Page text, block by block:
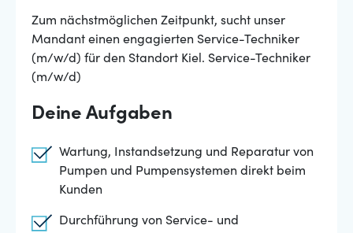
Zum nächstmöglichen Zeitpunkt, sucht unser
Mandant einen engagierten Service-Techniker
(m/w/d) für den Standort Kiel. Service-Techniker
(m/w/d)
Deine Aufgaben
Wartung, Instandsetzung und Reparatur von
Pumpen und Pumpensystemen direkt beim
Kunden
Durchführung von Service- und